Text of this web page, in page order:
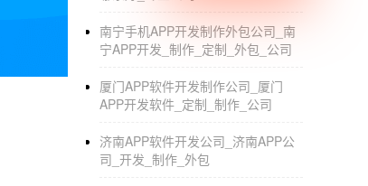
南宁手机APP开发制作外包公司_南
宁APP开发_制作_定制_外包_公司
厦门APP软件开发制作公司_厦门
APP开发软件_定制_制作_公司
济南APP软件开发公司_济南APP公
司_开发_制作_外包